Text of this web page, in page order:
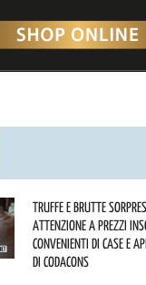
Truffe e brutte
attenzione a prezzi
convenienti di case e
di Codacons